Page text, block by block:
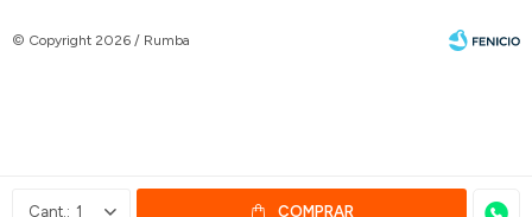
1 COMPRAR
© Copyright 2026 / Rumba
Fenicio